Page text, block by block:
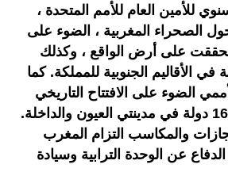
للأمين العام للأمم المتحدة ،
الصحراء المغربية ، الضوء على
تحققت على أرض الواقع ، وكذلك
في الأقاليم الجنوبية للمملكة. كما
الضوء على الافتتاح التاريخي
والمكاسب التزام المغرب
عن الوحدة الترابية وسيادة